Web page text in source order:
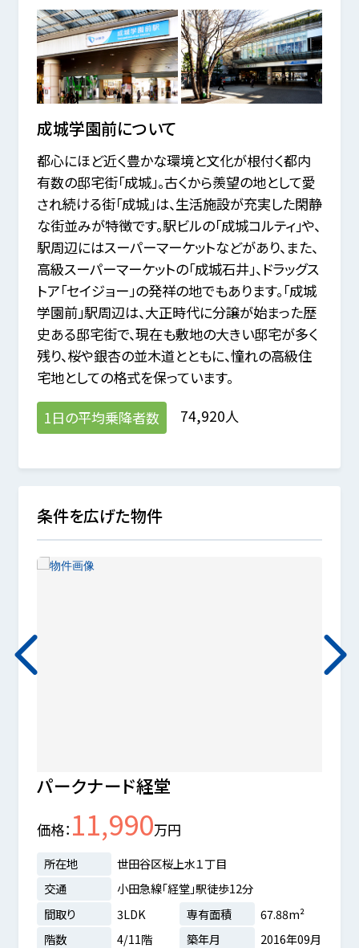
成城学園前について
都心にほど近く豊かな環境と文化が根付く都内
有数の邸宅街「成城」。古くから羨望の地として愛
され続ける街「成城」は、生活施設が充実した閑静
な街並みが特徴です。駅ビルの「成城コルティ」や、
駅周辺にはスーパーマーケットなどがあり、また、
高級スーパーマーケットの「成城石井」、ドラッグス
トア「セイジョー」の発祥の地でもあります。「成城
学園前」駅周辺は、大正時代に分譲が始まった歴
史ある邸宅街で、現在も敷地の大きい邸宅が多く
残り、桜や銀杏の並木道とともに、憧れの高級住
宅地としての格式を保っています。
1日の平均乗降者数 74,920人
条件を広げた物件
パークナード経堂
価格 11,990万円
所在地
世田谷区桜上水１丁目
交通
小田急線「経堂」駅徒歩12分
間取り
3LDK 専有面積
67.88m²
階数
4/11階 築年月 2016年09月